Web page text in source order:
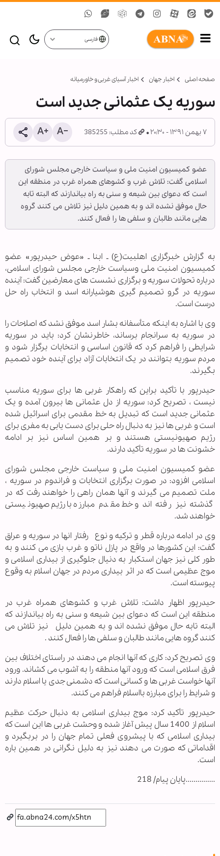
فارسی
صفحه اصلی اخبار جهان اخبار آسیای غربی و خاورمیانه
سوریه یک عثمانی جدید است
۷ بهمن ۱۳۹۱ - ۲۰:۳۰ کد مطلب: 385255
عضو کمیسیون امنیت ملی و سیاست خارجی مجلس شورای
اسلامی گفت: تلاش غرب و کشوهای همراه غرب در منطقه این
است که دعوای بین شیعه و سنی به راه بیاندازند که البته تابه
حال موفق نشده اند و به همین دلیل نیز تلاش می کنند گروه
هایی مانند طالبان و سلفی ها را فعال کنند.
به گزارش خبرگزاری اهل‏بیت(ع) ـ ابنا ـ «عوض حیدرپور» عضو
کمیسیون امنیت ملی وسیاست خارجی مجلس شورای اسلامی،
درباره تحولات سوریه و برگزاری نشست های معارضین گفت: آینده
سوریه در گرو تصمیم گیری هوشیارانه اسد و انتخاب راه حل
درست است.
وی با اشاره به اینکه متأسفانه بشار اسد موفق نشد که اصلاحات را
در سوریه به سرانجام برساند، خاطرنشان کرد: باید در سوریه
شرایطی را فراهم کرد که قانون اساسی و انتخابات برگزار شود و
مردم سوریه بتوانند در یک انتخابات آزاد برای آینده خود تصمیم
بگیرند.
حیدرپور با تأکید براین که راهکار غربی ها برای سوریه مناسب
نیست ، تصریح کرد: سوریه از دل عثمانی ها بیرون آمده و یک
عثمانی جدید است که تبدیل به خط مقدمی برای اسرائیل شده
است و غربی ها نیز به دنبال راه حلی برای دست یابی به مفری برای
رژیم صهیونیستی هستند و بر همین اساس نیز بر ادامه
خشونت ها در سوریه تأکید دارند.
عضو کمیسیون امنیت ملی و سیاست خارجی مجلس شورای
اسلامی افزود: در صورت برگزاری انتخابات و فراندوم در سوریه ،
ملت تصمیم می گیرند و آنها همان راهی را خواهند رفت که در
گذشته نیز رفته اند و خط مقدم مبارزه با رژیم صهیونیستی
خواهند شد.
وی در ادامه درباره قطر و ترکیه و نوع رفتار انها در سوریه و عراق
گفت: این کشورها در واقع در پازل ناتو و غرب بازی می کنند و به
طور کلی نیز جهان استکبار به دنیال جلوگیری از بیداری اسلامی و
موج عظیمی است که در اثر بیداری مردم در جهان اسلام به وقوع
پیوسته است.
حیدرپور اظهار داشت: تلاش غرب و کشوهای همراه غرب در
منطقه این است که دعوای بین شیعه و سنی به راه بیاندازند که
البته تابه حال موفق نشده اند و به همین دلیل نیز تلاش می
کنند گروه هایی مانند طالبان و سلفی ها را فعال کنند .
وی تصریح کرد: کاری که آنها انجام می دهند در راستای اختلاف بین
فرق اسلامی است که ورود آنها منطقه را به آشوب می کشاند. ورود
آنها خواست غربی ها و کسانی است که دشمنی جدی یا اسلام دارند
و شرایط را برای مبارزه بااسلام فراهم می کنند.
حیدرپور تأکید کرد: موج بیداری اسلامی به دنبال حرکت عظیم
اسلام از 1400 سال پیش آغاز شده و وحشت غربی ها این است که
بیداری اسلامی که با پیشروی فعلی تمام جهان را در بربگیرد و
اقداماتی که صورت می دهند نیز به دلیل نگرانی در همین باره
است.
...............پایان پیام/ 218